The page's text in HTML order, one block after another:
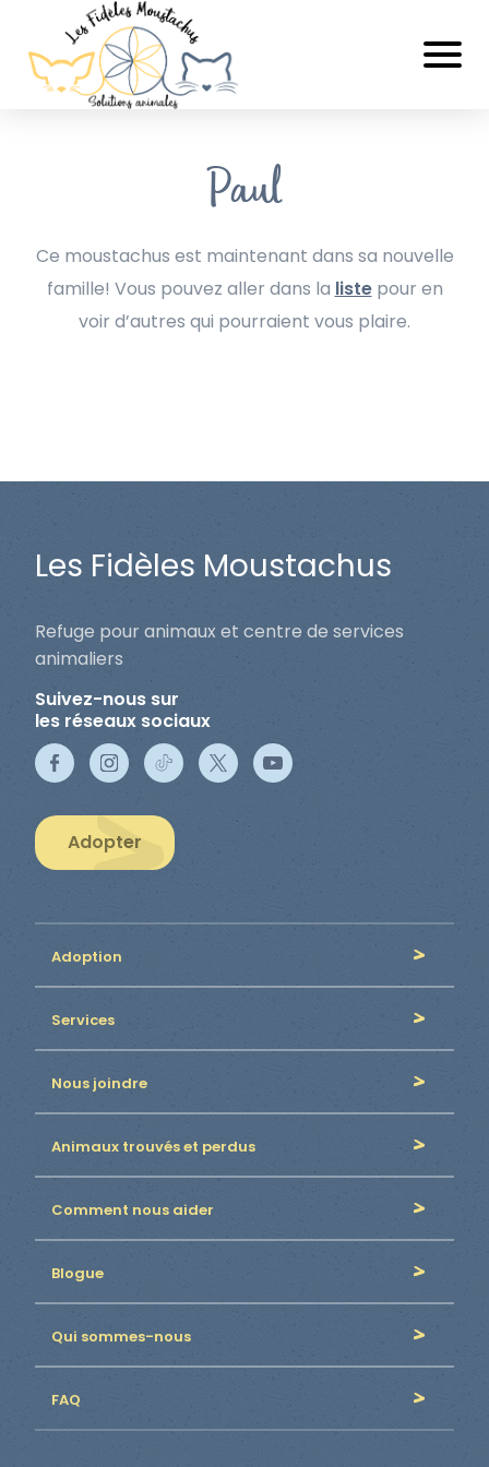
Paul
Ce moustachus est maintenant dans sa nouvelle
famille! Vous pouvez aller dans la listepour en
voir d’autres qui pourraient vous plaire.
Les Fidèles Moustachus
Refuge pour animaux et centre de services
animaliers
Suivez-nous sur
les réseaux sociaux
Adopter
Adoption
Services
Nous joindre
Animaux trouvés et perdus
Comment nous aider
Blogue
Qui sommes-nous
FAQ